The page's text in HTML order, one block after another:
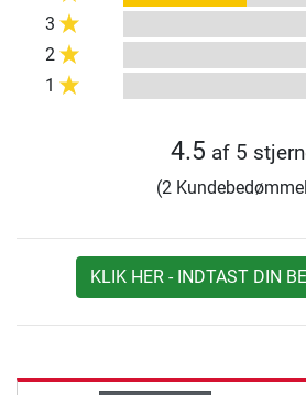
3
2
1
4.5 af 5
(2
KLIK HER - INDTAST DIN